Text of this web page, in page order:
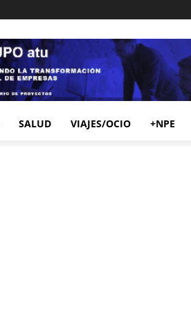
SALUD VIAJES/OCIO +NPE